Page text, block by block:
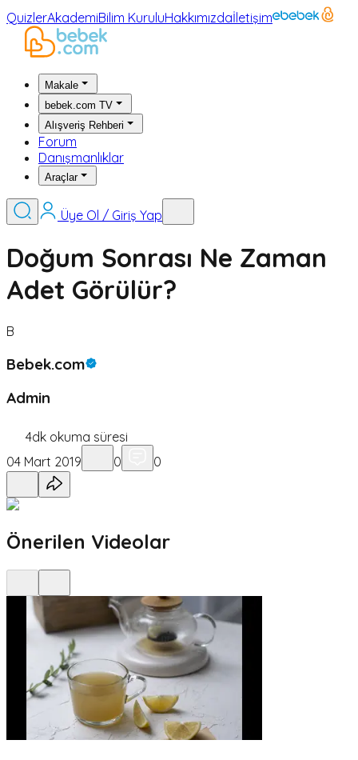
QuizlerAkademiBilim KuruluHakkımızdaİletişim
Makale
bebek.com TV
Alışveriş Rehberi
Forum
Danışmanlıklar
Araçlar
Üye Ol / Giriş Yap
Doğum Sonrası Ne Zaman
Adet Görülür?
B
Bebek.com
Admin
4dk okuma süresi
04 Mart 2019
0 0
Önerilen Videolar